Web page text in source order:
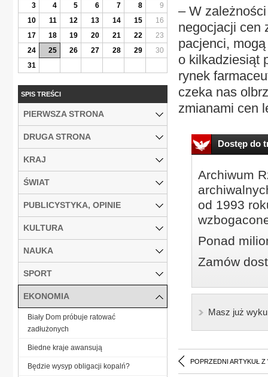
– W
negocjacji cen
pacjenci,
o kilkadziesiąt
rynek
czeka nas
zmianami cen
Dostęp do
Archiwum
od 1993
Ponad
Zamów
Masz już
POPRZEDNI ARTYKUŁ Z
3
4 5 6 7 8
9
10
11 12 13 14 15
16
17
18 19 20 21 22
23
24
25 26 27 28 29
30
31
SPIS TREŚCI
PIERWSZA STRONA
DRUGA STRONA
KRAJ
ŚWIAT
PUBLICYSTYKA, OPINIE
KULTURA
NAUKA
SPORT
EKONOMIA
Biały Dom próbuje ratować
zadłużonych
Biedne kraje awansują
Będzie wysyp obligacji kopalń?